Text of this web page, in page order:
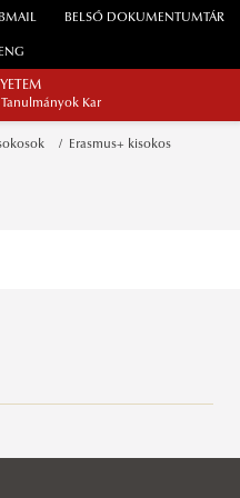
BELSŐ DOKUMENTUMTÁR
ENG
Kar
Erasmus+ kisokos